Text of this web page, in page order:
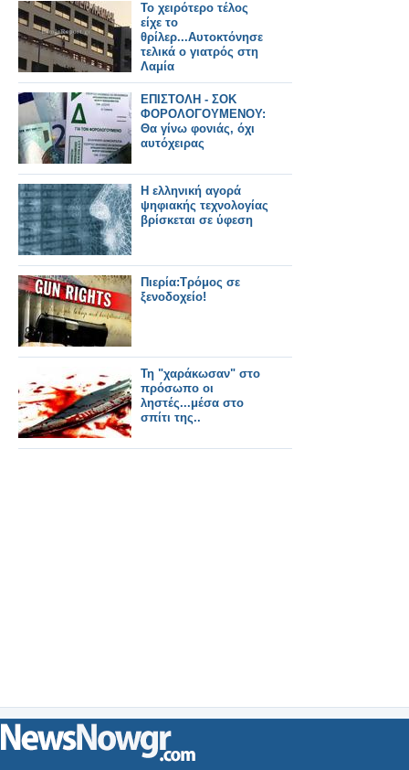
Το χειρότερο τέλος
είχε το
θρίλερ...Αυτοκτόνησε
τελικά ο γιατρός στη
Λαμία
ΕΠΙΣΤΟΛΗ - ΣΟΚ
ΦΟΡΟΛΟΓΟΥΜΕΝΟΥ:
Θα γίνω φονιάς, όχι
αυτόχειρας
Η ελληνική αγορά
ψηφιακής τεχνολογίας
βρίσκεται σε ύφεση
Πιερία:Τρόμος σε
ξενοδοχείο!
Τη "χαράκωσαν" στο
πρόσωπο οι
ληστές...μέσα στο
σπίτι της..